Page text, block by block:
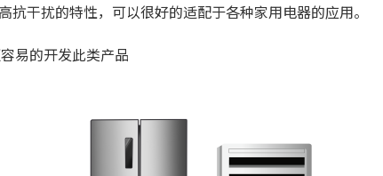
干扰的特性，可以很好的适配于各种家用电器的应用。
易的开发此类产品